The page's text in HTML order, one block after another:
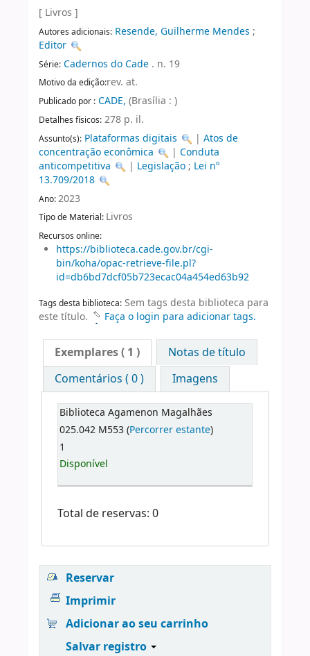
[ Livros ]
Autores adicionais: Resende, Guilherme Mendes ;
Editor
Série: Cadernos do Cade . n. 19
Motivo da edição:rev. at.
Publicado por : CADE, (Brasília : )
Detalhes físicos: 278 p. il.
Assunto(s): Plataformas digitais |Atos de
concentração econômica
|Conduta
anticompetitiva
| Legislação; Lei nº
13.709/2018
Ano:2023
Tipo de Material: Livros
Recursos online:
https://biblioteca.cade.gov.br/cgi-
bin/koha/opac-retrieve-file.pl?
id=db6bd7dcf05b723ecac04a454ed63b92
Tags desta biblioteca: Sem tags desta biblioteca para
este título.
Faça o login para adicionar tags.
Exemplares( 1 )
Notas de título
Comentários ( 0 )
Imagens
Biblioteca Agamenon Magalhães
025.042 M553 (Percorrer estante)
1
Disponível
Total de reservas: 0
Reservar
Imprimir
Adicionar ao seu carrinho
Salvar registro